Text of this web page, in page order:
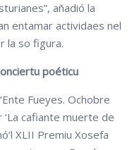
añadió la
entamar actividaes nel
la so figura.
poéticu
Fueyes. Ochobre
cafiante muerte de
XLII Premiu Xosefa